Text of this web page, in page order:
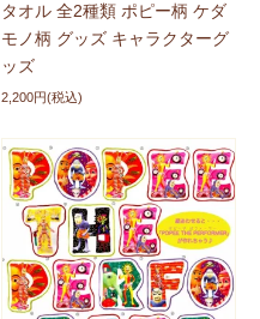
タオル 全2種類 ポピー柄 ケダ
モノ柄 グッズ キャラクターグ
ッズ
2,200円(税込)